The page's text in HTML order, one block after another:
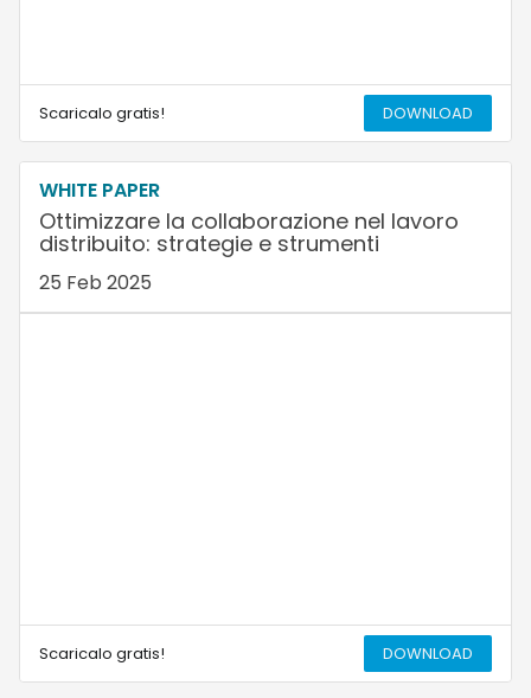
Scaricalo gratis! DOWNLOAD
WHITE PAPER
Ottimizzare la collaborazione nel lavoro
distribuito: strategie e strumenti
25 Feb 2025
Scaricalo gratis! DOWNLOAD